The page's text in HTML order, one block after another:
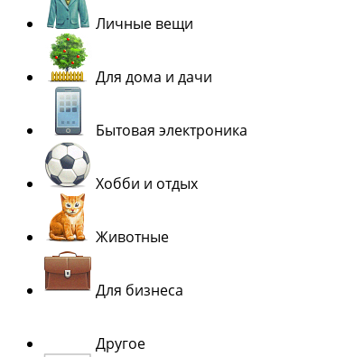
Личные вещи
Для дома и дачи
Бытовая электроника
Хобби и отдых
Животные
Для бизнеса
Другое